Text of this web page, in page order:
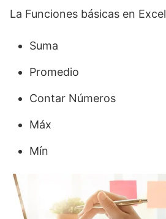
La Funciones básicas en
Suma
Promedio
Contar Números
Máx
Mín